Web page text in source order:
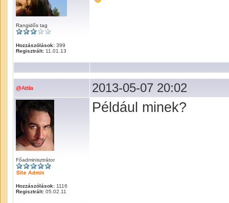
Rangidős tag
Hozzászólások: 399
Regisztrált: 11.01.13
@Attila 2013-05-07 20:02
Főadminisztrátor
Hozzászólások: 1116
Regisztrált: 05.02.11
Például minek?